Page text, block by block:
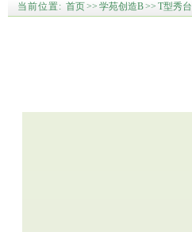
当前位置: 首页>> 学苑创造B>> T型秀台